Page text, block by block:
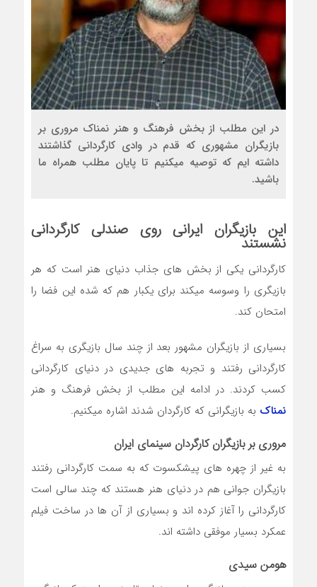
در این مطلب از بخش فرهنگ و هنر نمناک مروری بر
بازیگران مشهوری که قدم در وادی کارگردانی گذاشتند
داشته ایم که توصیه میکنیم تا پایان مطلب همراه ما
باشید.
این بازیگران ایرانی روی صندلی کارگردانی
نشستند
کارگردانی یکی از بخش های جذاب دنیای هنر است که هر
بازیگری را وسوسه میکند برای یکبار هم که شده این فضا را
امتحان کند.
بسیاری از بازیگران مشهور بعد از چند سال بازیگری به سراغ
کارگردانی رفتند و تجربه های جدیدی در دنیای کارگردانی
کسب کردند. در ادامه این مطلب از بخش فرهنگ و هنر
نمناک به بازیگرانی که کارگردان شدند اشاره میکنیم.
مروری بربازیگران کارگردان سینمای ایران
به غیر از چهره های پیشکسوت که به سمت کارگردانی رفتند
بازیگران جوانی هم در دنیای هنر هستند که چند سالی است
کارگردانی را آغاز کرده اند و بسیاری از آن ها در ساخت فیلم
عمکرد بسیار موفقی داشته اند.
هومن سیدی